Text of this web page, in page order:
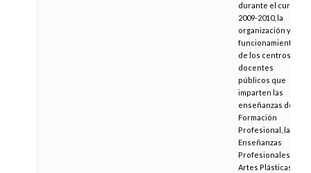
durante el curso
2009-2010, la
organización y el
funcionamiento
de los centros
docentes
públicos que
imparten las
enseñanzas de
Formación
Profesional, las
Enseñanzas
Profesionales de
Artes Plásticas y